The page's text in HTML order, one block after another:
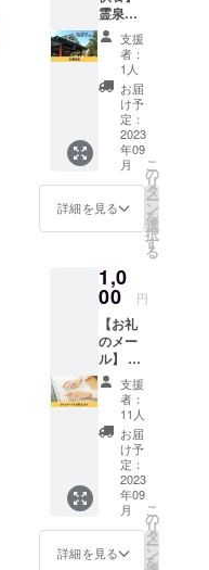
霊泉大
社でご
先祖さ
まのご
供養を
いたし
ます。
お盆、
お彼
岸、ご
命日な
どにど
うぞ。
※ご利用
事前の
ご予約
をお願
いいた
しま
す。 ※
交通費
は支援
者さま
のご負
担とな
りま
す。 ※
ご供養
の所要
時間は
約1時間
支援
者：
1人
お届
け予
定：
2023
年09
月
詳細を見る
こ
の
リ
タ
ー
ン
を
選
択
す
る
1,0
00 円
【お礼
のメー
ル】 こ
のプロ
ジェク
トをた
だただ
応援し
たい人
向けの
リター
ンで
す。 プ
ロジェ
支援
者：
11人
お届
け予
定：
2023
年09
月
詳細を見る
こ
の
リ
タ
ー
ン
を